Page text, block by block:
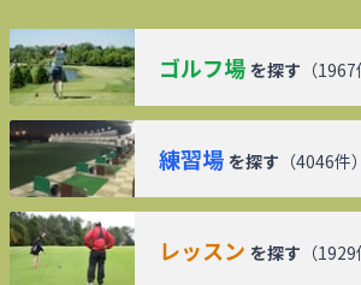
ゴルフ場 を探す （1967
練習場 を探す （4046件）
レッスン を探す （1929